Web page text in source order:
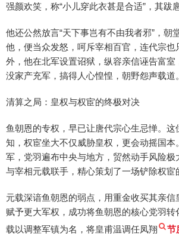
强颜欢笑，称“小儿穿此衣甚是合适”，其跋
他还公然放言“天下事岂有不由我者邪”，朝
他，便当众发怒，呵斥宰相百官，连代宗也
外，他在北军设置诏狱，纵容亲信诬告富室
没家产充军，搞得人心惶惶，朝野怨声载道。
清算之局：皇权与权宦的终极对决
鱼朝恩的专权，早已让唐代宗心生忌惮。这
知，权宦坐大不仅威胁皇权，更会动摇国本
军，党羽遍布中央与地方，贸然动手风险极
与宰相元载联手，精心策划了一场铲除权宦
元载深谙鱼朝恩的弱点，用重金收买其亲
赋予更大军权，成功将鱼朝恩的核心党羽
载以调整军镇为名，将皇甫温调任凤翔
节